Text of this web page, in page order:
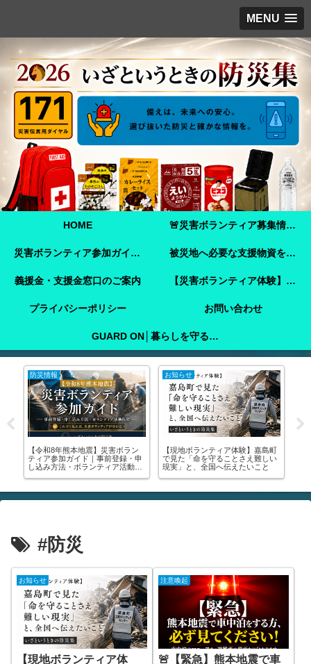
MENU
HOME 🚨災害ボランティア募集情報【2026年8月8日最新】熊本地震 🚨
災害ボランティア参加ガイド【令和8年熊本地震】事前登録・申し込み方法・ボランティア活動保険 被災地へ必要な支援物資を届けませんか？【熊本地震支援】｜Amazonほしい物リストで今すぐ支援できます
義援金・支援金窓口のご案内 【災害ボランティア体験】嘉島町で見た「命を守ることさえ難しい現実」と、全国へ伝えたいこと
プライバシーポリシー お問い合わせ
GUARD ON│暮らしを守る防犯ガイド
防災情報
子どもを地震から守るには？｜家
庭で今すぐできる備えと心のケア
をわかりやすく解説
注意喚起
🚨【緊急】罹災証明書を今すぐ取
りに行って！│申請方法・写真の
撮り方・受けられる支援まで全部
#防災
お知らせ
【現地ボランティア体
注意喚起
🚨【緊急】熊本地震で車